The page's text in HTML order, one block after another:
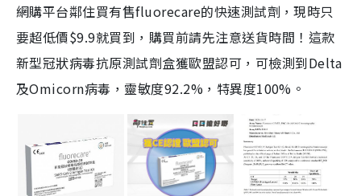
網購平台鄰住買有售fluorecare的快速測試劑，現時只
要超低價$9.9就買到，購買前請先注意送貨時間！這款
新型冠狀病毒抗原測試劑盒獲歐盟認可，可檢測到Delta
及Omicorn病毒，靈敏度92.2%，特異度100%。